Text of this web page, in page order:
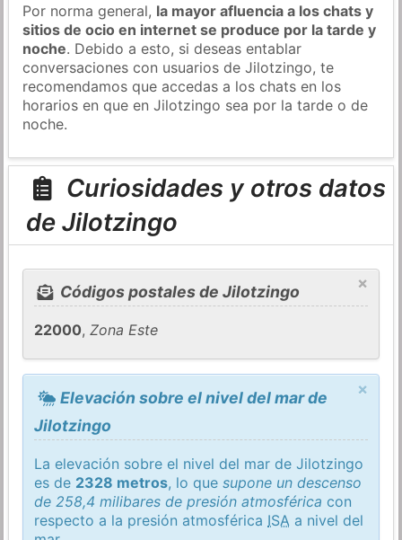
Por norma general, la mayor afluencia a los chats y
sitios de ocio en internet se produce por la tarde y
noche. Debido a esto, si deseas entablar
conversaciones con usuarios de Jilotzingo, te
recomendamos que accedas a los chats en los
horarios en que en Jilotzingo sea por la tarde o de
noche.
Curiosidades y otros datos
de Jilotzingo
×
Códigos postales de Jilotzingo
22000,Zona Este
×
Elevación sobre el nivel del mar de
Jilotzingo
La elevación sobre el nivel del mar de Jilotzingo
es de 2328 metros, lo quesupone un descenso
de 258,4 milibares de presión atmosférica con
respecto a la presión atmosférica ISA a nivel del